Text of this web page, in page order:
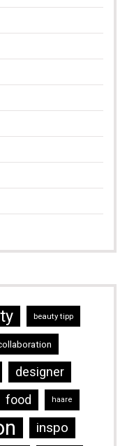
beauty tipp
designer
food haare
inspo